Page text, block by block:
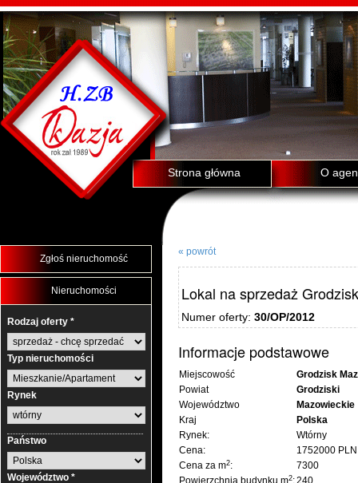
Strona główna O
Zgłoś nieruchomość
Nieruchomości
Rodzaj oferty *
Typ nieruchomości
Rynek
Państwo
Województwo *
« powrót
Lokal na sprzedaż
Numer oferty: 30/OP/2012
Informacje podstawowe
Miejscowość
Grodzisk
Powiat
Grodziski
Województwo
Mazowieckie
Kraj
Polska
Rynek:
Wtórny
Cena:
1752000
Cena za m2:
7300
Powierzchnia budynku m2:240